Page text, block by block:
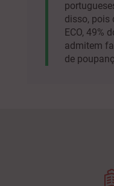
disso, pois
ECO, 49%
admitem
de